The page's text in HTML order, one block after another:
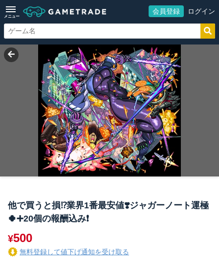
メニュー
会員登録 ログイン
他で買うと損⁉️業界1番最安値❣️ジャガーノート運極
🍀➕20個の報酬込み❗️
¥500
無料登録して値下げ通知を受け取る